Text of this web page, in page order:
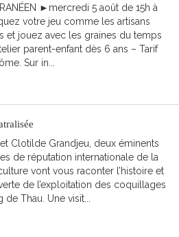
►mercredi 5 août de 15h à
votre jeu comme les artisans
et jouez avec les graines du temps
parent-enfant dès 6 ans – Tarif
Sur in...
Clotilde Grandjeu, deux éminents
de réputation internationale de la
vont vous raconter l’histoire et
de l’exploitation des coquillages
de Thau. Une visit...